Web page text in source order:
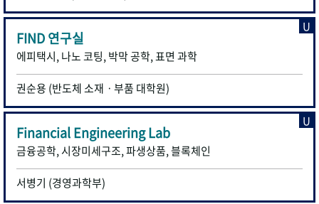
FIND 연구실
에피택시, 나노 코팅, 박막 공학, 표면 과학
권순용 (반도체 소재ㆍ부품 대학원)
U
Financial Engineering Lab
금융공학, 시장미세구조, 파생상품, 블록체인
서병기 (경영과학부)
U